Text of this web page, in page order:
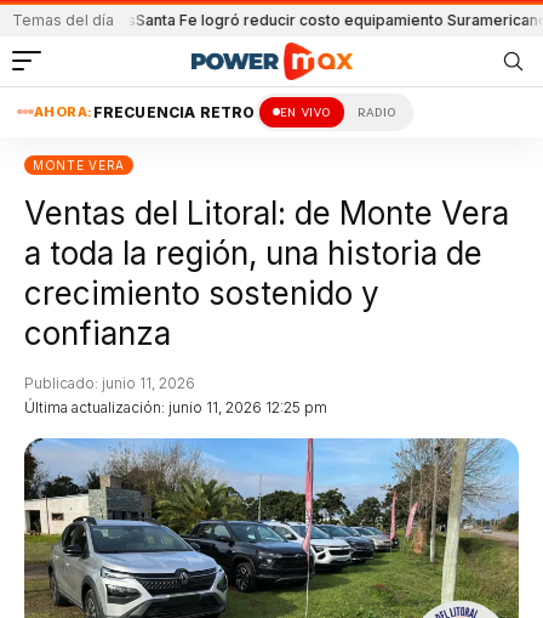
Temas del día
y LanúsSanta Fe logró reducir costo equipamiento Suramericanos
AHORA: FRECUENCIA RETRO EN VIVO RADIO
MONTE VERA
Ventas del Litoral: de Monte Vera
a toda la región, una historia de
crecimiento sostenido y
confianza
Última actualización: junio 11, 2026 12:25 pm
Publicado: junio 11, 2026